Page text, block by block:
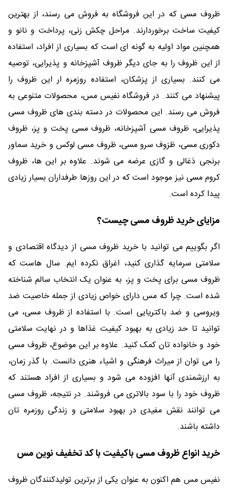
ظروف مسی که در این فروشگاه به فروش می رسند، از بهترین
کیفیت ساخت برخوردارند. مراحل چکش زنی، پرداخت و نانو و
همچنین مواد اولیه به گونه ای است که بسیاری از افراد، استفاده
از این ظروف را به جای دیگر ظروف آشپزخانه و پذیرایی، توصیه
می کنند. بسیاری از پزشکان، استفاده روزمره ار این ظروف را
پیشنهاد می کنند. در فروشگاه نفیس مس، محصولات متنوعی به
فروش می رسند. این محصولات در دسته بندی های ظروف مسی
پذیرایی، ظروف مسی آشپزخانه، ظروف مسی پخت و پز، ظروف
دکوری مسی، ظزوف سرو مسی، ظروف مسی لوکس و خرید سماور
برنجی ذغالی و گازی عرضه می شوند. علاوه بر این ها، ظروف
کروم مسی نیز موجود است که در این روزها طرفداران بسیار زیادی
پیدا کرده است.
مزایای خرید ظروف مسی چیست؟
اگر بگوییم می توانید با خرید ظروف مسی از دیدگاه اقتصادی و
سلامتی سرمایه گذاری کنید، اغراق نکرده ایم. سال هاست که
ظروف مسی برای پخت و پز، به عنوان یک انتخاب سالم شناخته
شده است. چرا که مس دارای خواص زیادی از جمله خاصیت ضد
ویروسی و ضد باکتریایی است. با استفاده از ظروف مسی، می
توانید تا حد زیادی به بهبود کیفیت غذاها و در نهایت سلامتی
خود و خانواده تان کمک کنید. علاوه بر این موضوع، ظروف مسی
را می توان از میراث فرهنگی و اشیاء هنری دانست. با گذر زمان،
به ارزشمندی آنها افزوده می شود و بسیاری از افراد هستند که
ظروف خود را با سود بالاتری می فروشند. در نتیجه، ظروف مسی
می توانند نقش مفیدی در بهبود سلامتی و زندگی روزمره تان
داشته باشند.
خرید انواع ظروف مسی باکیفیت با کد تخفیف نوین مس
نفیس مس هم اکنون به عنوان یکی از برترین تولیدکنندگان ظروف